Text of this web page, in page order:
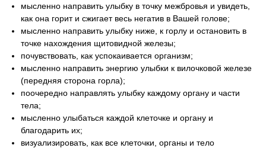
мысленно направить улыбку в точку межбровья и увидеть,
как она горит и сжигает весь негатив в Вашей голове;
мысленно направить улыбку ниже, к горлу и остановить в
точке нахождения щитовидной железы;
почувствовать, как успокаивается организм;
мысленно направить энергию улыбки к вилочковой железе
(передняя сторона горла);
поочередно направлять улыбку каждому органу и части
тела;
мысленно улыбаться каждой клеточке и органу и
благодарить их;
визуализировать, как все клеточки, органы и тело